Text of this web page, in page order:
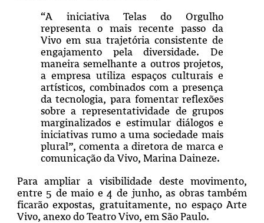
“A iniciativa Telas do Orgulho
representa o mais recente passo da
Vivo em sua trajetória consistente de
engajamento pela diversidade. De
maneira semelhante a outros projetos,
a empresa utiliza espaços culturais e
artísticos, combinados com a presença
da tecnologia, para fomentar reflexões
sobre a representatividade de grupos
marginalizados e estimular diálogos e
iniciativas rumo a uma sociedade mais
plural”, comenta a diretora de marca e
comunicação da Vivo, Marina Daineze.
Para ampliar a visibilidade deste movimento,
entre 5 de maio e 4 de junho, as obras também
ficarão expostas, gratuitamente, no espaço Arte
Vivo, anexo do Teatro Vivo, em São Paulo.